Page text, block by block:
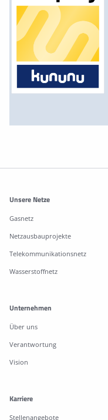
Weitere Informationen
Unsere Netze
Gasnetz
Netzausbauprojekte
Telekommunikationsnetz
Wasserstoffnetz
Unternehmen
Über uns
Verantwortung
Vision
Karriere
Stellenangebote